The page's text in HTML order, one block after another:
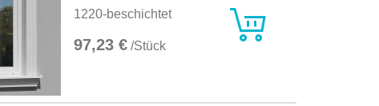
1220-beschichtet
97,23 € /Stück